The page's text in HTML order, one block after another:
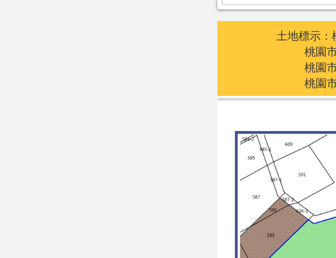
土地標示
桃園
桃園
桃園